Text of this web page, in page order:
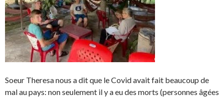
Soeur Theresa nous a dit que le Covid avait fait beaucoup de
mal au pays: non seulement il y a eu des morts (personnes âgées